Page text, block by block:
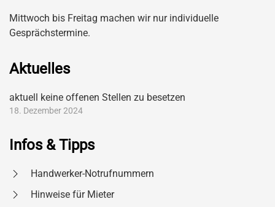
Mittwoch bis Freitag machen wir nur individuelle
Gesprächstermine.
Aktuelles
aktuell keine offenen Stellen zu besetzen
18. Dezember 2024
Infos & Tipps
Handwerker-Notrufnummern
Hinweise für Mieter